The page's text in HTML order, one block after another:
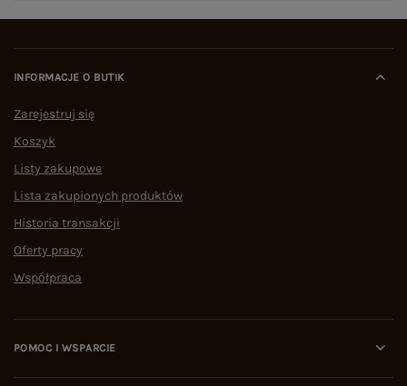
INFORMACJE O BUTIK
Zarejestruj się
Koszyk
Listy zakupowe
Lista zakupionych produktów
Historia transakcji
Oferty pracy
Współpraca
POMOC I WSPARCIE